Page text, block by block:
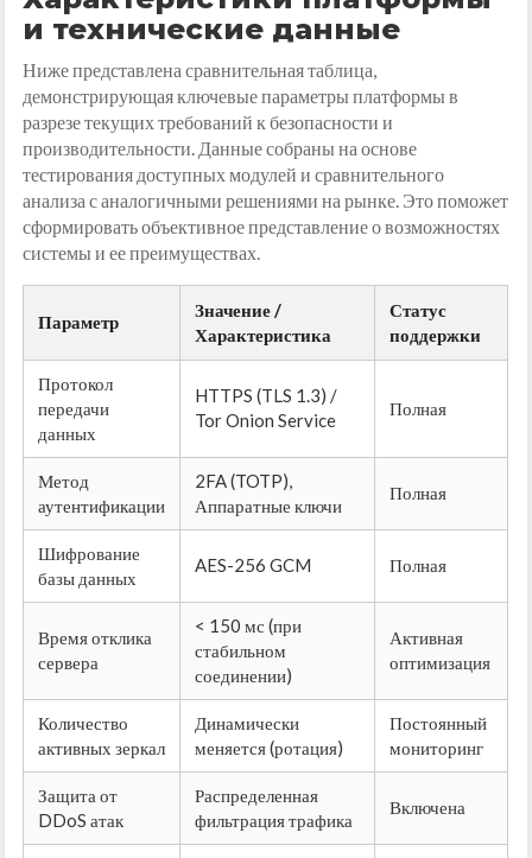
и технические данные
Ниже представлена сравнительная таблица,
демонстрирующая ключевые параметры платформы в
разрезе текущих требований к безопасности и
производительности. Данные собраны на основе
тестирования доступных модулей и сравнительного
анализа с аналогичными решениями на рынке. Это поможет
сформировать объективное представление о возможностях
системы и ее преимуществах.
Параметр
Значение /
Характеристика
Статус
поддержки
Протокол
передачи
данных
HTTPS (TLS 1.3) /
Tor Onion Service
Полная
Метод
аутентификации
2FA (TOTP),
Аппаратные ключи
Полная
Шифрование
базы данных
AES-256 GCM Полная
Время отклика
сервера
< 150 мс (при
стабильном
соединении)
Активная
оптимизация
Количество
активных зеркал
Динамически
меняется (ротация)
Постоянный
мониторинг
Защита от
DDoS атак
Распределенная
фильтрация трафика
Включена